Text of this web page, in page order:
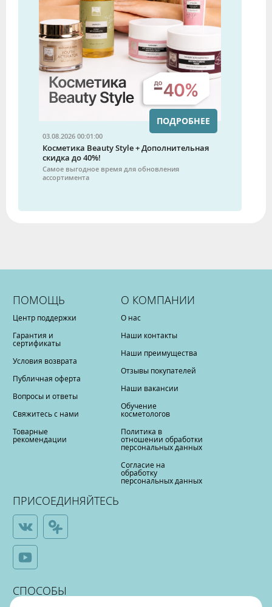
03.08.2026 00:01:00
Косметика Beauty Style + Дополнительная
скидка до 40%!
Самое выгодное время для обновления
ассортимента
ПОДРОБНЕЕ
ПОМОЩЬ
Центр поддержки
Гарантия и
сертификаты
Условия возврата
Публичная оферта
Вопросы и ответы
Свяжитесь с нами
Товарные
рекомендации
О КОМПАНИИ
О нас
Наши контакты
Наши преимущества
Отзывы покупателей
Наши вакансии
Обучение
косметологов
Политика в
отношении обработки
персональных данных
Согласие на
обработку
персональных данных
ПРИСОЕДИНЯЙТЕСЬ
СПОСОБЫ
ОПЛАТЫ